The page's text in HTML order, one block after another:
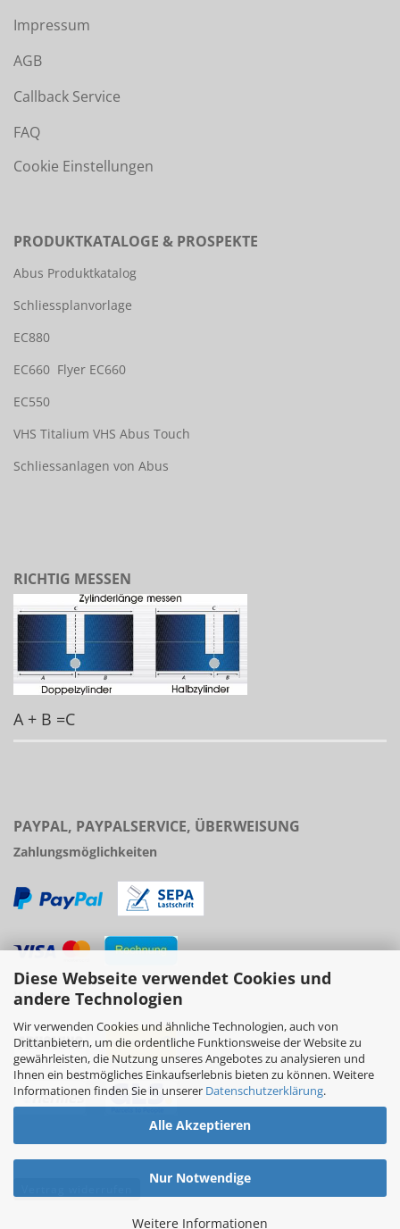
Diese Webseite verwendet Cookies und
andere Technologien
Wir verwenden Cookies und ähnliche Technologien, auch von
Drittanbietern, um die ordentliche Funktionsweise der Website zu
gewährleisten, die Nutzung unseres Angebotes zu analysieren und
Ihnen ein bestmögliches Einkaufserlebnis bieten zu können. Weitere
Informationen finden Sie in unserer Datenschutzerklärung.
Alle Akzeptieren
Nur Notwendige
Weitere Informationen
Impressum
AGB
Callback Service
FAQ
Cookie Einstellungen
PRODUKTKATALOGE & PROSPEKTE
Abus Produktkatalog
Schliessplanvorlage
EC880
EC660 Flyer EC660
EC550
VHS Titalium VHS Abus Touch
Schliessanlagen von Abus
RICHTIG MESSEN
A + B =C
PAYPAL, PAYPALSERVICE, ÜBERWEISUNG
Zahlungsmöglichkeiten
Versand